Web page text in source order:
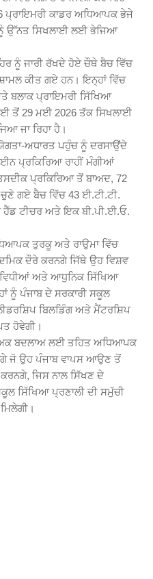
ਪ੍ਰਾਇਮਰੀ ਕਾਡਰ ਅਧਿਆਪਕ ਭੇਜੇ
ਨੂੰ ਉੱਨਤ ਸਿਖਲਾਈ ਲਈ ਭੇਜਿਆ
ਨੂੰ ਜਾਰੀ ਰੱਖਦੇ ਹੋਏ ਚੌਥੇ ਬੈਚ ਵਿੱਚ
ਕੀਤ ਗਏ ਹਨ। ਇਨ੍ਹਾਂ ਵਿੱਚ
ਬਲਾਕ ਪ੍ਰਾਇਮਰੀ ਸਿੱਖਿਆ
ਤੋਂ 29 ਮਈ 2026 ਤੱਕ ਸਿਖਲਾਈ
ਜਾ ਰਿਹਾ ਹੈ।
ਅਧਾਰਤ ਪਹੁੰਚ ਨੂੰ ਦਰਸਾਉਂਦੇ
ਪ੍ਰਕਿਰਿਆ ਰਾਹੀਂ ਮੰਗੀਆਂ
ਪ੍ਰਕਿਰਿਆ ਤੋਂ ਬਾਅਦ, 72
ਗਏ ਬੈਚ ਵਿੱਚ 43 ਈ.ਟੀ.ਟੀ.
ਟੀਚਰ ਅਤੇ ਇਕ ਬੀ.ਪੀ.ਈ.ਓ.
ਤੁਰਕੂ ਅਤੇ ਰਾਉਮਾ ਵਿੱਚ
ਦੌਰੇ ਕਰਨਗੇ ਜਿੱਥੇ ਉਹ ਵਿਸ਼ਵ
ਅਤੇ ਆਧੁਨਿਕ ਸਿੱਖਿਆ
ਨੂੰ ਪੰਜਾਬ ਦੇ ਸਰਕਾਰੀ ਸਕੂਲ
ਬਿਲਡਿੰਗ ਅਤੇ ਮੈਂਟਰਸ਼ਿਪ
ਹੋਵੇਗੀ।
ਬਦਲਾਅ ਲਈ ਤਹਿਤ ਅਧਿਆਪਕ
ਜੋ ਉਹ ਪੰਜਾਬ ਵਾਪਸ ਆਉਣ ਤੋਂ
ਜਿਸ ਨਾਲ ਸਿੱਖਣ ਦੇ
ਸਿੱਖਿਆ ਪ੍ਰਣਾਲੀ ਦੀ ਸਮੁੱਚੀ